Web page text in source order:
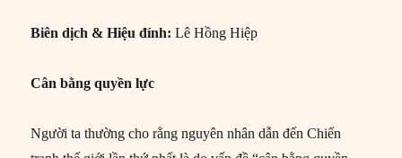
dụng trong chính trị quốc tế, song đồng thời cũng là một
thường được sử dụng một cách lỏng lẻo nhằm miêu tả và
18 David Hume đã miêu tả cân bằng quyền lực như một